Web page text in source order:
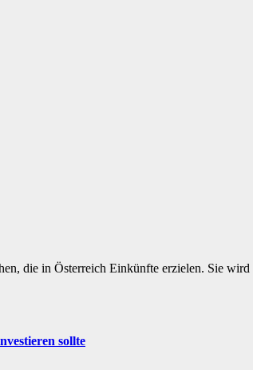
die in Österreich Einkünfte erzielen. Sie
sollte